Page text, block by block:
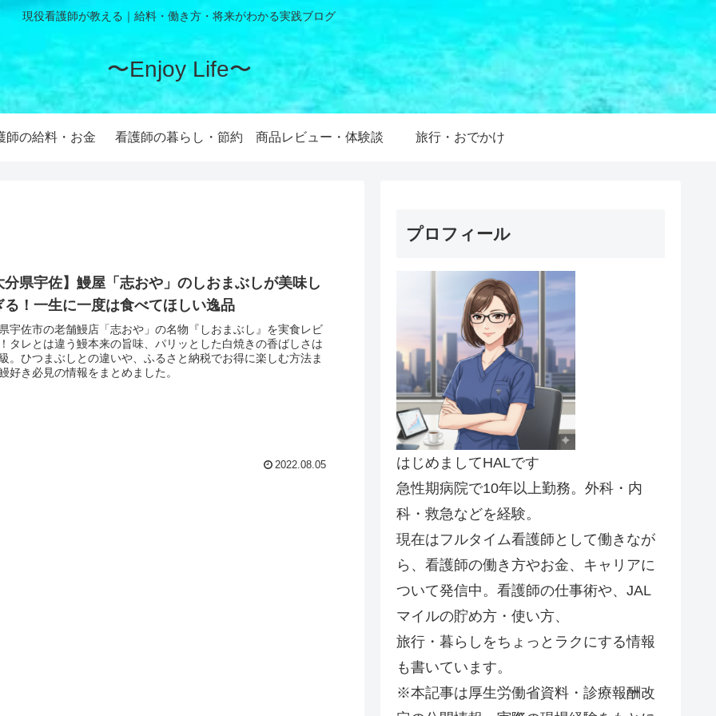
現役看護師が教える｜給料・働き方・将来がわかる実践ブログ
〜Enjoy Life〜
師の給料・お金 看護師の暮らし・節約 商品レビュー・体験談 旅行・おでかけ
分県宇佐】鰻屋「志おや」のしおまぶしが美味し
る！一生に一度は食べてほしい逸品
宇佐市の老舗鰻店「志おや」の名物『しおまぶし』を実食レビ
タレとは違う鰻本来の旨味、パリッとした白焼きの香ばしさは
。ひつまぶしとの違いや、ふるさと納税でお得に楽しむ方法ま
好き必見の情報をまとめました。
2022.08.05
プロフィール
はじめましてHALです
急性期病院で10年以上勤務。外科・内
科・救急などを経験。
現在はフルタイム看護師として働きなが
ら、看護師の働き方やお金、キャリアに
ついて発信中。看護師の仕事術や、JAL
マイルの貯め方・使い方、
旅行・暮らしをちょっとラクにする情報
も書いています。
※本記事は厚生労働省資料・診療報酬改